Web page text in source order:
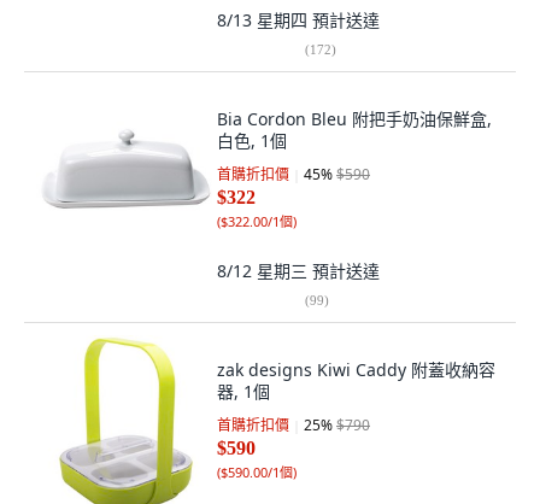
8/13 星期四 預計送達
(172)
Bia Cordon Bleu 附把手奶油保鮮盒,
白色, 1個
首購折扣價 45%$590
$322
($322.00/1個)
8/12 星期三 預計送達
(99)
zak designs Kiwi Caddy 附蓋收納容
器, 1個
首購折扣價 25%$790
$590
($590.00/1個)